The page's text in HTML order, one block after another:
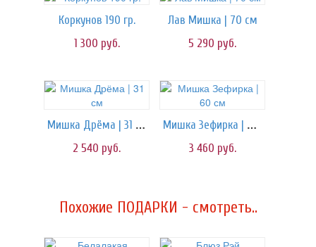
Коркунов 190 гр.
1 300 руб.
Лав Мишка | 70 см
5 290 руб.
Мишка Дрёма | 31 см
2 540 руб.
Мишка Зефирка | 60 см
3 460 руб.
Похожие ПОДАРКИ - смотреть..